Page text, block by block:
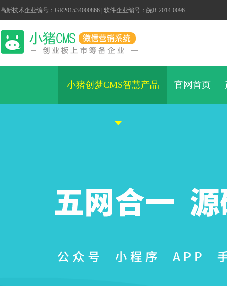
高新技术企业编号：GR201534000866 | 软件企业编号：皖R-2014-0096
小猪创梦CMS智慧产品 官网首页